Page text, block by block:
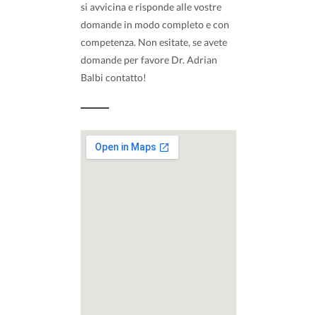
si avvicina e risponde alle vostre
domande in modo completo e con
competenza. Non esitate, se avete
domande per favore Dr. Adrian
Balbi contatto!